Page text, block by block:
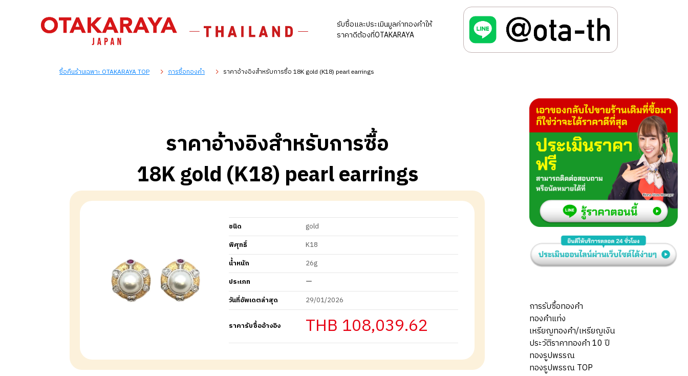
รับซื้อและประเมินมูลค่าทองคำให้
ราคาดีต้องที่OTAKARAYA
ซื้อคืนร้านเฉพาะ OTAKARAYA TOP การซื้อทองคำ ราคาอ้างอิงสำหรับการซื้อ 18K gold (K18) pearl earrings
ราคาอ้างอิงสำหรับการซื้อ
18K gold (K18) pearl earrings
ชนิด
gold
พิศุทธิ์
K18
น้ำหนัก
26g
ประเภท
ー
วันที่อัพเดตล่าสุด
29/01/2026
ราคารับซื้ออ้างอิง THB 108,039.62
การรับซื้อทองคำ
ทองคำแท่ง
เหรียญทองคำ/เหรียญเงิน
ประวัติราคาทองคำ 10 ปี
ทองรูปพรรณ
ทองรูปพรรณ TOP